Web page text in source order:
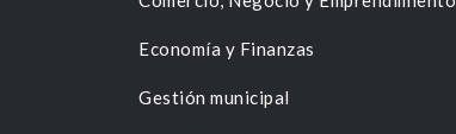
Economía y Finanzas
Gestión municipal